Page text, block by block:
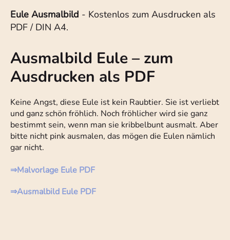
Eule Ausmalbild - Kostenlos zum Ausdrucken als
PDF / DIN A4.
Ausmalbild Eule – zum
Ausdrucken als PDF
Keine Angst, diese Eule ist kein Raubtier. Sie ist verliebt
und ganz schön fröhlich. Noch fröhlicher wird sie ganz
bestimmt sein, wenn man sie kribbelbunt ausmalt. Aber
bitte nicht pink ausmalen, das mögen die Eulen nämlich
gar nicht.
⇒Malvorlage Eule PDF
⇒Ausmalbild Eule PDF